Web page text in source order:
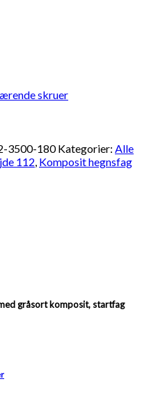
skruer
3500-180 Kategorier: Alle
112, Komposit hegnsfag
gråsort komposit, startfag